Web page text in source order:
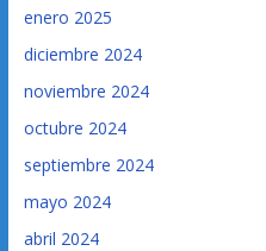
enero 2025
diciembre 2024
noviembre 2024
octubre 2024
septiembre 2024
mayo 2024
abril 2024